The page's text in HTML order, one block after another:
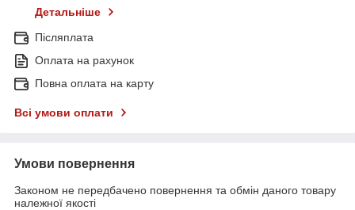
Детальніше
Післяплата
Оплата на рахунок
Повна оплата на карту
Всі умови оплати
Умови повернення
Законом не передбачено повернення та обмін даного товару
належної якості